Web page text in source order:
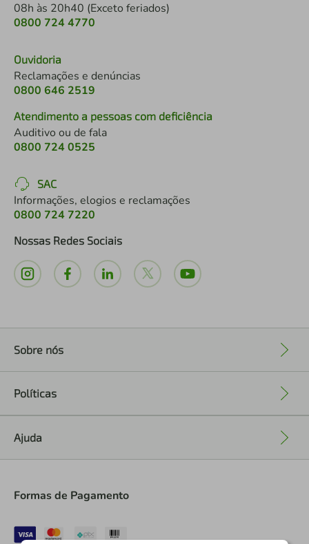
08h às 20h40 (Exceto feriados)
0800 724 4770
Ouvidoria
Reclamações e denúncias
0800 646 2519
Atendimento a pessoas com deficiência
Auditivo ou de fala
0800 724 0525
SAC
Informações, elogios e reclamações
0800 724 7220
Nossas Redes Sociais
Sobre nós
Políticas
Ajuda
Formas de Pagamento